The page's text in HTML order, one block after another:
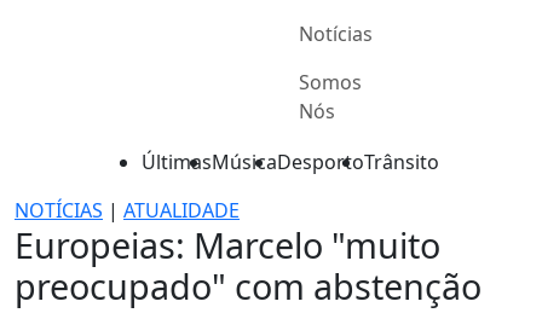
Notícias
Somos
Nós
ÚltimasMúsicaDesportoTrânsito
NOTÍCIAS | ATUALIDADE
Europeias: Marcelo "muito
preocupado" com abstenção